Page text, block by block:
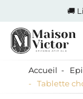
🚚
Accueil
Tablette